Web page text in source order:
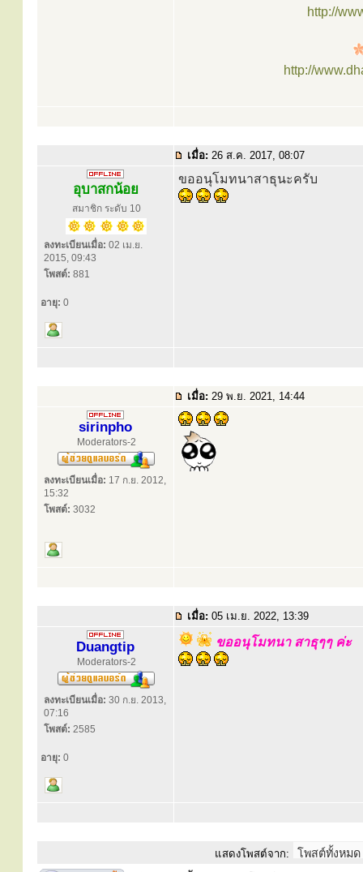
http://
http://
เมื่อ: 26 ส.ค. 2017, 08:07
อุบาสกน้อย
สมาชิก ระดับ 10
ลงทะเบียนเมื่อ: 02 เม.ย.
2015, 09:43
โพสต์: 881
อายุ: 0
ขออนุโมทนาสาธุนะครับ
เมื่อ: 29 พ.ย. 2021, 14:44
sirinpho
Moderators-2
ลงทะเบียนเมื่อ: 17 ก.ย. 2012,
15:32
โพสต์: 3032
เมื่อ: 05 เม.ย. 2022, 13:39
Duangtip
Moderators-2
ลงทะเบียนเมื่อ: 30 ก.ย. 2013,
07:16
โพสต์: 2585
อายุ: 0
ขออนุโมทนา สาธุๆๆ ค่ะ
แสดงโพสต์จาก: